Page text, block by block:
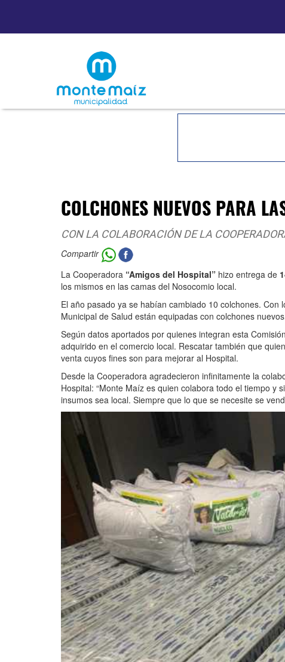
COLCHONES NUEVOS PARA
CON LA COLABORACIÓN DE LA
Compartir
La Cooperadora “Amigos del Hospital” hizo entrega de
los mismos en las camas del Nosocomio local.
El año pasado ya se habían cambiado 10 colchones.
Municipal de Salud están equipadas con colchones
Según datos aportados por quienes integran esta
adquirido en el comercio local. Rescatar también que
venta cuyos fines son para mejorar al Hospital.
Desde la Cooperadora agradecieron infinitamente la
Hospital: “Monte Maíz es quien colabora todo el tiempo y
insumos sea local. Siempre que lo que se necesite se